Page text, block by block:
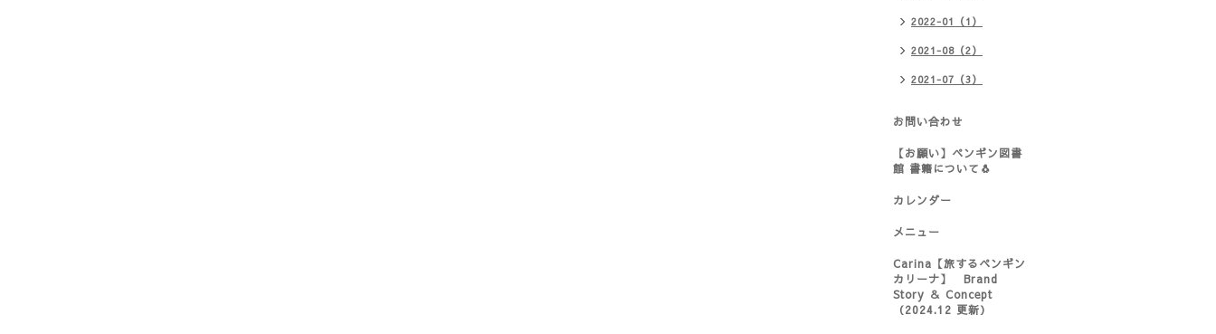
2022-01（1）
2021-08（2）
2021-07（3）
お問い合わせ
【お願い】ペンギン図書
館 書籍について🐧
カレンダー
メニュー
Carina【旅するペンギン
カリーナ】 Brand
Story ＆ Concept
（2024.12 更新）